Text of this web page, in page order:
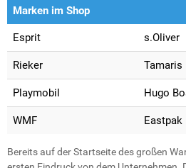
Marken im Shop
Esprit s.Oliver
Rieker Tamaris
Playmobil Hugo
WMF Eastpak
Bereits auf der Startseite des großen